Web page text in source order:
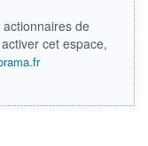
de
cet espace,